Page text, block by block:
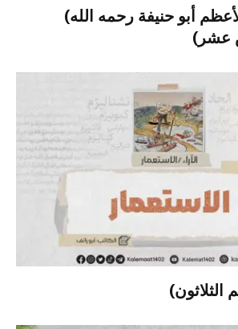
أبو حنيفة رحمه الله)
عشر)
الثلاثون)